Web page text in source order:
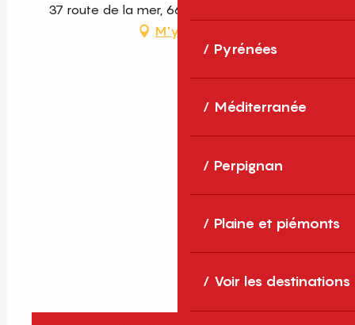
Pyrénées
Méditerranée
Perpignan
Plaine et piémonts
Voir les destinations
37 route de la mer, 66700 Argelès-sur-Mer
M'y rendre